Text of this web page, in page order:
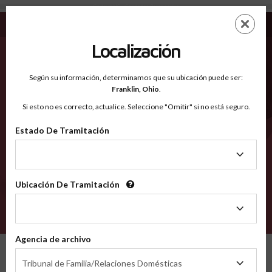
Carteret NC - Condados Reconocidos
EN
Condados Reconocidos
2600
Localización
Según su información, determinamos que su ubicación puede ser:
Franklin, Ohio.
Si esto no es correcto, actualice. Seleccione "Omitir" si no está seguro.
Estado De Tramitación
Tramitación
Ubicación De Tramitación
Tramitación
Agencia de archivo
Tribunal de Familia/Relaciones Domésticas
de